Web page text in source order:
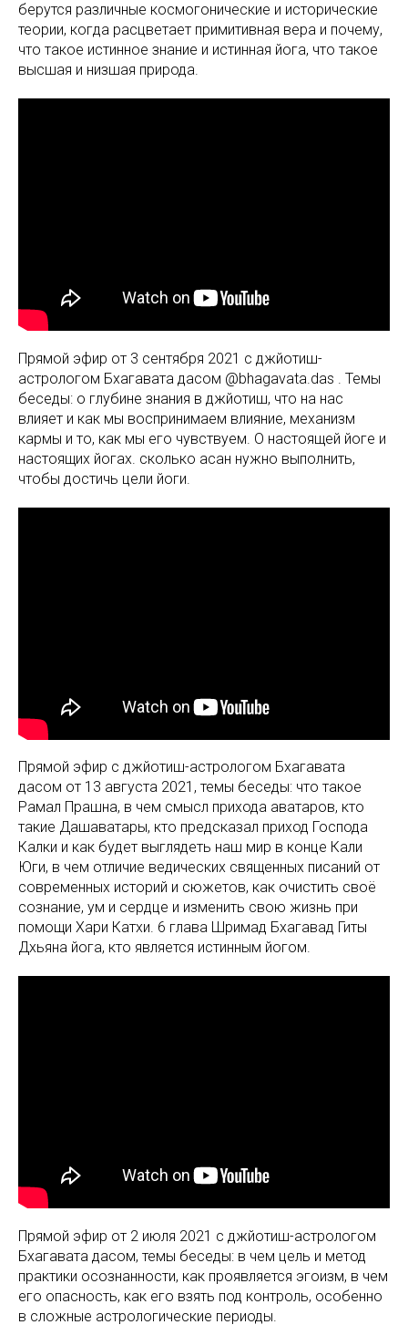
берутся различные космогонические и исторические
теории, когда расцветает примитивная вера и почему,
что такое истинное знание и истинная йога, что такое
высшая и низшая природа.
Прямой эфир от 3 сентября 2021 с джйотиш-
астрологом Бхагавата дасом @bhagavata.das . Темы
беседы: о глубине знания в джйотиш, что на нас
влияет и как мы воспринимаем влияние, механизм
кармы и то, как мы его чувствуем. О настоящей йоге и
настоящих йогах. сколько асан нужно выполнить,
чтобы достичь цели йоги.
Прямой эфир с джйотиш-астрологом Бхагавата
дасом от 13 августа 2021, темы беседы: что такое
Рамал Прашна, в чем смысл прихода аватаров, кто
такие Дашаватары, кто предсказал приход Господа
Калки и как будет выглядеть наш мир в конце Кали
Юги, в чем отличие ведических священных писаний от
современных историй и сюжетов, как очистить своё
сознание, ум и сердце и изменить свою жизнь при
помощи Хари Катхи. 6 глава Шримад Бхагавад Гиты
Дхьяна йога, кто является истинным йогом.
Прямой эфир от 2 июля 2021 с джйотиш-астрологом
Бхагавата дасом, темы беседы: в чем цель и метод
практики осознанности, как проявляется эгоизм, в чем
его опасность, как его взять под контроль, особенно
в сложные астрологические периоды.